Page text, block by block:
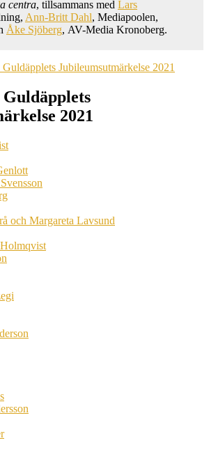
centra, tillsammans med Lars
Ann-Britt Dahl, Mediapoolen,
Åke Sjöberg, AV-Media Kronoberg.
Jubileumsutmärkelse 2021
2021
och Margareta Lavsund